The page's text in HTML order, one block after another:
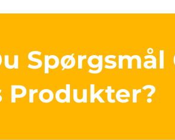
Spørgsmål
Produkter?